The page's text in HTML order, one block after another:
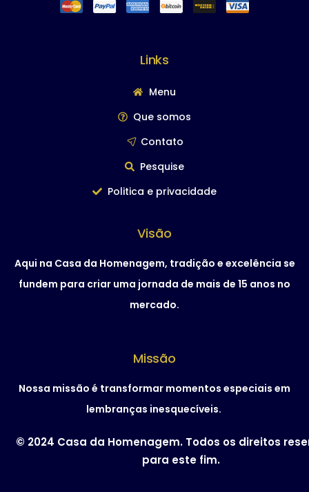
Links
Menu
Que somos
Contato
Pesquise
Politica e privacidade
Visão
Aqui na Casa da Homenagem, tradição e excelência se
fundem para criar uma jornada de mais de 15 anos no
mercado.
Missão
Nossa missão é transformar momentos especiais em
lembranças inesquecíveis.
© 2024 Casa da Homenagem. Todos os direitos
para este fim.